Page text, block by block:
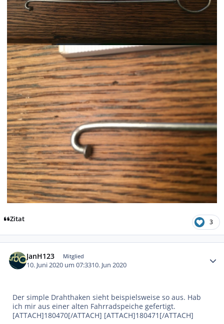
Zitat 3
JanH123 Mitglied
10. Juni 2020 um 07:3310. Jun 2020
Der simple Drahthaken sieht beispielsweise so aus. Hab
ich mir aus einer alten Fahrradspeiche gefertigt.
[ATTACH]180470[/ATTACH] [ATTACH]180471[/ATTACH]